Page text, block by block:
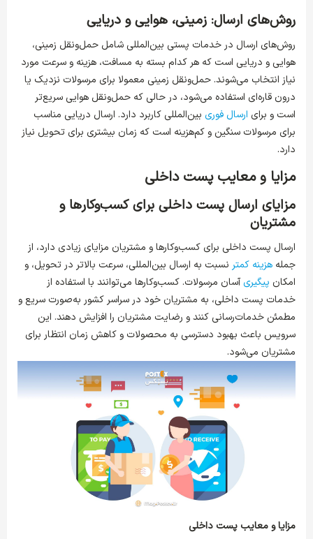
روش‌های ارسال: زمینی، هوایی و دریایی
روش‌های ارسال در خدمات پستی بین‌المللی شامل حمل‌ونقل زمینی،
هوایی و دریایی است که هر کدام بسته به مسافت، هزینه و سرعت مورد
نیاز انتخاب می‌شوند. حمل‌ونقل زمینی معمولا برای مرسولات نزدیک یا
درون قاره‌ای استفاده می‌شود، در حالی که حمل‌ونقل هوایی سریع‌تر
است و برای ارسال فوری بین‌المللی کاربرد دارد. ارسال دریایی مناسب
برای مرسولات سنگین و کم‌هزینه است که زمان بیشتری برای تحویل نیاز
دارد.
مزایا و معایب پست داخلی
مزایای ارسال پست داخلی برای کسب‌وکارها و
مشتریان
ارسال پست داخلی برای کسب‌وکارها و مشتریان مزایای زیادی دارد، از
جمله هزینه کمتر نسبت به ارسال بین‌المللی، سرعت بالاتر در تحویل، و
امکان پیگیریآسان مرسولات. کسب‌وکارها می‌توانند با استفاده از
خدمات پست داخلی، به مشتریان خود در سراسر کشور به‌صورت سریع و
مطمئن خدمات‌رسانی کنند و رضایت مشتریان را افزایش دهند. این
سرویس باعث بهبود دسترسی به محصولات و کاهش زمان انتظار برای
مشتریان می‌شود.
مزایا و معایب پست داخلی